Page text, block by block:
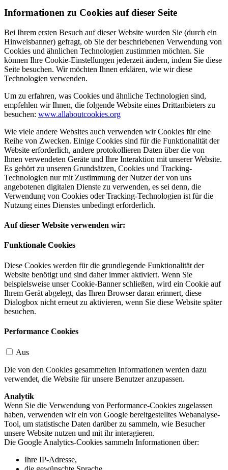
Informationen zu Cookies auf dieser Seite
Bei Ihrem ersten Besuch auf dieser Website wurden Sie (durch ein
Hinweisbanner) gefragt, ob Sie der beschriebenen Verwendung von
Cookies und ähnlichen Technologien zustimmen möchten. Sie
können Ihre Cookie-Einstellungen jederzeit ändern, indem Sie diese
Seite besuchen. Wir möchten Ihnen erklären, wie wir diese
Technologien verwenden.
Um zu erfahren, was Cookies und ähnliche Technologien sind,
empfehlen wir Ihnen, die folgende Website eines Drittanbieters zu
besuchen: www.allaboutcookies.org
Wie viele andere Websites auch verwenden wir Cookies für eine
Reihe von Zwecken. Einige Cookies sind für die Funktionalität der
Website erforderlich, andere protokollieren Daten über die von
Ihnen verwendeten Geräte und Ihre Interaktion mit unserer Website.
Es gehört zu unseren Grundsätzen, Cookies und Tracking-
Technologien nur mit Zustimmung der Nutzer der von uns
angebotenen digitalen Dienste zu verwenden, es sei denn, die
Verwendung von Cookies oder Tracking-Technologien ist für die
Nutzung eines Dienstes unbedingt erforderlich.
Auf dieser Website verwenden wir:
Funktionale Cookies
Diese Cookies werden für die grundlegende Funktionalität der
Website benötigt und sind daher immer aktiviert. Wenn Sie
beispielsweise unser Cookie-Banner schließen, wird ein Cookie auf
Ihrem Gerät abgelegt, das Ihren Browser daran erinnert, diese
Dialogbox nicht erneut zu aktivieren, wenn Sie diese Website später
besuchen.
Performance Cookies
Aus
Die von den Cookies gesammelten Informationen werden dazu
verwendet, die Website für unsere Benutzer anzupassen.
Analytik
Wenn Sie die Verwendung von Performance-Cookies zugelassen
haben, verwenden wir ein von Google bereitgestelltes Webanalyse-
Tool, um statistische Daten darüber zu sammeln, wie Besucher
unsere Website nutzen und mit ihr interagieren.
Die Google Analytics-Cookies sammeln Informationen über:
Ihre IP-Adresse,